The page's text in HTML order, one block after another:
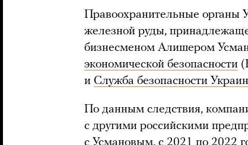
Правоохранительные органы
железной руды,
бизнесменом Алишером
экономической безопасности
и Служба безопасности
По данным следствия,
с другими российскими
с Усмановым, с 2021 по 2022